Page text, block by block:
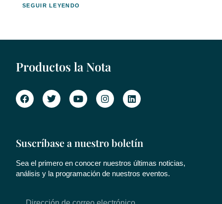
SEGUIR LEYENDO
Productos la Nota
Suscríbase a nuestro boletín
Sea el primero en conocer nuestros últimas noticias,
análisis y la programación de nuestros eventos.